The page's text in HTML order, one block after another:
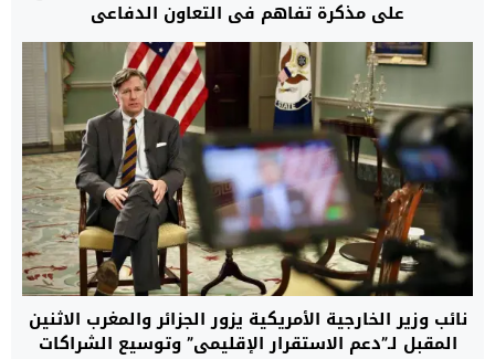
على مذكرة تفاهم في التعاون الدفاعي
نائب وزير الخارجية الأمريكية يزور الجزائر والمغرب الاثنين
المقبل لـ”دعم الاستقرار الإقليمي” وتوسيع الشراكات